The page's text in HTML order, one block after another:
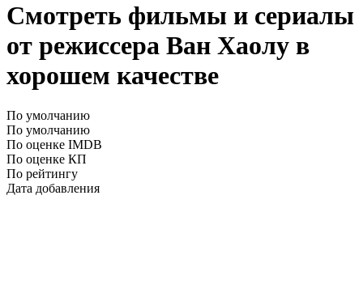
Смотреть фильмы и сериалы
от режиссера Ван Хаолу в
хорошем качестве
По умолчанию
По умолчанию
По оценке IMDB
По оценке КП
По рейтингу
Дата добавления